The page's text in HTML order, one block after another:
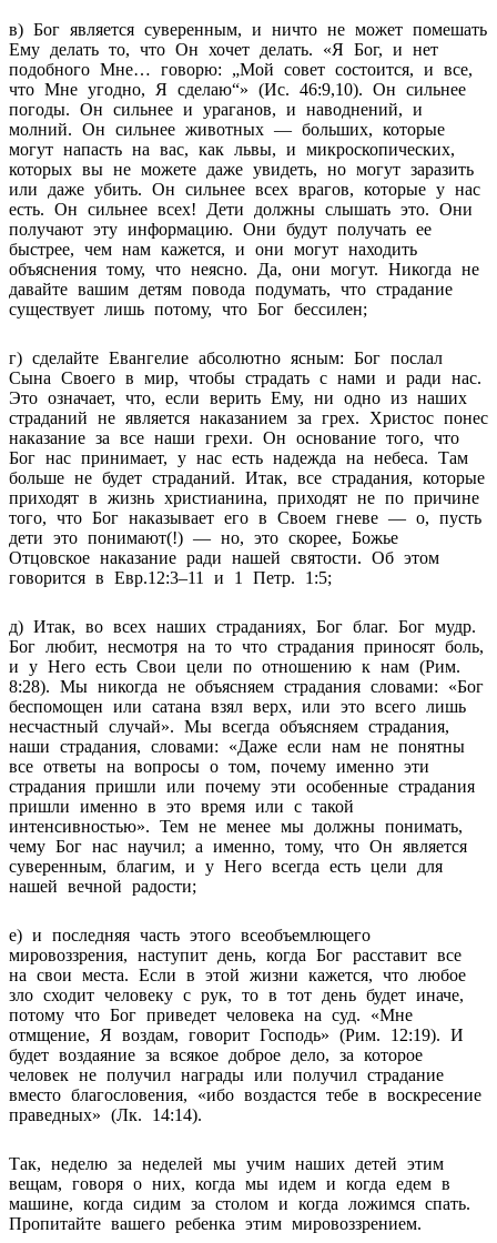
в) Бог является суверенным, и ничто не может помешать
Ему делать то, что Он хочет делать. «Я Бог, и нет
подобного Мне… говорю: „Мой совет состоится, и все,
что Мне угодно, Я сделаю“» (Ис. 46:9,10). Он сильнее
погоды. Он сильнее и ураганов, и наводнений, и
молний. Он сильнее животных — больших, которые
могут напасть на вас, как львы, и микроскопических,
которых вы не можете даже увидеть, но могут заразить
или даже убить. Он сильнее всех врагов, которые у нас
есть. Он сильнее всех! Дети должны слышать это. Они
получают эту информацию. Они будут получать ее
быстрее, чем нам кажется, и они могут находить
объяснения тому, что неясно. Да, они могут. Никогда не
давайте вашим детям повода подумать, что страдание
существует лишь потому, что Бог бессилен;
г) сделайте Евангелие абсолютно ясным: Бог послал
Сына Своего в мир, чтобы страдать с нами и ради нас.
Это означает, что, если верить Ему, ни одно из наших
страданий не является наказанием за грех. Христос понес
наказание за все наши грехи. Он основание того, что
Бог нас принимает, у нас есть надежда на небеса. Там
больше не будет страданий. Итак, все страдания, которые
приходят в жизнь христианина, приходят не по причине
того, что Бог наказывает его в Cвоем гневе — о, пусть
дети это понимают(!) — но, это скорее, Божье
Отцовское наказание ради нашей святости. Об этом
говорится в Евр.12:3–11 и 1 Петр. 1:5;
д) Итак, во всех наших страданиях, Бог благ. Бог мудр.
Бог любит, несмотря на то что страдания приносят боль,
и у Него есть Свои цели по отношению к нам (Рим.
8:28). Мы никогда не объясняем страдания словами: «Бог
беспомощен или сатана взял верх, или это всего лишь
несчастный случай». Мы всегда объясняем страдания,
наши страдания, словами: «Даже если нам не понятны
все ответы на вопросы о том, почему именно эти
страдания пришли или почему эти особенные страдания
пришли именно в это время или с такой
интенсивностью». Тем не менее мы должны понимать,
чему Бог нас научил; а именно, тому, что Он является
суверенным, благим, и у Него всегда есть цели для
нашей вечной радости;
е) и последняя часть этого всеобъемлющего
мировоззрения, наступит день, когда Бог расставит все
на свои места. Если в этой жизни кажется, что любое
зло сходит человеку с рук, то в тот день будет иначе,
потому что Бог приведет человека на суд. «Мне
отмщение, Я воздам, говорит Господь» (Рим. 12:19). И
будет воздаяние за всякое доброе дело, за которое
человек не получил награды или получил страдание
вместо благословения, «ибо воздастся тебе в воскресение
праведных» (Лк. 14:14).
Так, неделю за неделей мы учим наших детей этим
вещам, говоря о них, когда мы идем и когда едем в
машине, когда сидим за столом и когда ложимся спать.
Пропитайте вашего ребенка этим мировоззрением.